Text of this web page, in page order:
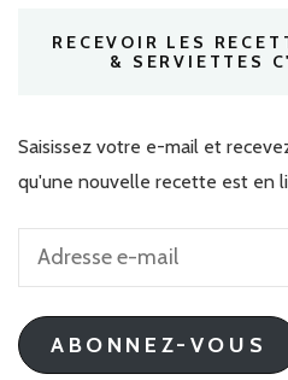
RECEVOIR LES
& SERVIETTES
Saisissez votre e-mail et
qu'une nouvelle recette est en
Adresse
mail
ABONNEZ-VOUS